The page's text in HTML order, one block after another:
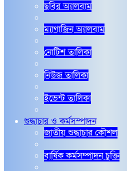
ছবির অ্যালবাম
ম্যাগাজিন অ্যালবাম
নোটিশ তালিকা
নিউজ তালিকা
ইভেন্ট তালিকা
শুদ্ধাচার ও কর্মসম্পাদন
জাতীয় শুদ্ধাচার কৌশল
বার্ষিক কর্মসম্পাদন চুক্তি